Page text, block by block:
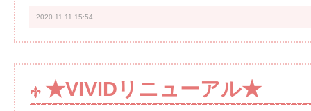
2020.11.11 15:54
★VIVIDリニューアル★